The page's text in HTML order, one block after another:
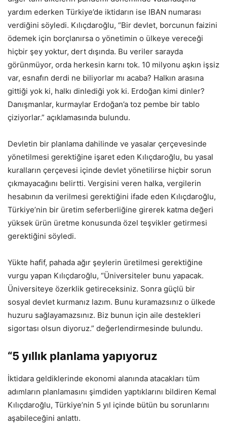
yardım ederken Türkiye’de iktidarın ise IBAN numarası
verdiğini söyledi. Kılıçdaroğlu, “Bir devlet, borcunun faizini
ödemek için borçlanırsa o yönetimin o ülkeye vereceği
hiçbir şey yoktur, dert dışında. Bu veriler sarayda
görünmüyor, orda herkesin karnı tok. 10 milyonu aşkın işsiz
var, esnafın derdi ne biliyorlar mı acaba? Halkın arasına
gittiği yok ki, halkı dinlediği yok ki. Erdoğan kimi dinler?
Danışmanlar, kurmaylar Erdoğan’a toz pembe bir tablo
çiziyorlar.” açıklamasında bulundu.
Devletin bir planlama dahilinde ve yasalar çerçevesinde
yönetilmesi gerektiğine işaret eden Kılıçdaroğlu, bu yasal
kuralların çerçevesi içinde devlet yönetilirse hiçbir sorun
çıkmayacağını belirtti. Vergisini veren halka, vergilerin
hesabının da verilmesi gerektiğini ifade eden Kılıçdaroğlu,
Türkiye’nin bir üretim seferberliğine girerek katma değeri
yüksek ürün üretme konusunda özel teşvikler getirmesi
gerektiğini söyledi.
Yükte hafif, pahada ağır şeylerin üretilmesi gerektiğine
vurgu yapan Kılıçdaroğlu, “Üniversiteler bunu yapacak.
Üniversiteye özerklik getireceksiniz. Sonra güçlü bir
sosyal devlet kurmanız lazım. Bunu kuramazsınız o ülkede
huzuru sağlayamazsınız. Biz bunun için aile destekleri
sigortası olsun diyoruz.” değerlendirmesinde bulundu.
“5 yıllık planlama yapıyoruz
İktidara geldiklerinde ekonomi alanında atacakları tüm
adımların planlamasını şimdiden yaptıklarını bildiren Kemal
Kılıçdaroğlu, Türkiye’nin 5 yıl içinde bütün bu sorunlarını
aşabileceğini anlattı.